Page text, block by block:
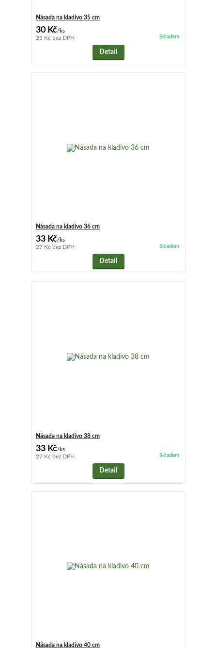
Násada na kladivo 35 cm
30 Kč/ks
25 Kč bez DPH Skladem
Detail
Násada na kladivo 36 cm
33 Kč/ks
27 Kč bez DPH Skladem
Detail
Násada na kladivo 38 cm
33 Kč/ks
27 Kč bez DPH Skladem
Detail
Násada na kladivo 40 cm